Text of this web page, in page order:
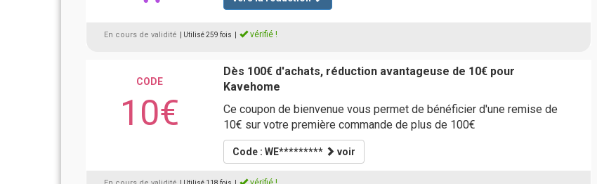
En cours de validité | Utilisé 259 fois vérifié !
CODE
10€
Dès 100€ d'achats, réduction avantageuse de 10€ pour
Kavehome
Ce coupon de bienvenue vous permet de bénéficier d'une remise de
10€ sur votre première commande de plus de 100€
Code : WE********* voir